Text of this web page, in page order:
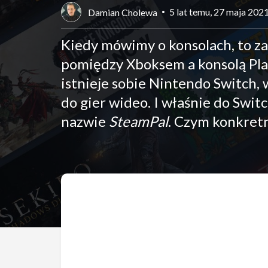
Damian Cholewa 5 lat temu, 27 maja
Kiedy mówimy o konsolach, to
pomiędzy Xboksem a konsolą
istnieje sobie Nintendo Switch,
do gier wideo. I właśnie do
nazwie SteamPal. Czym